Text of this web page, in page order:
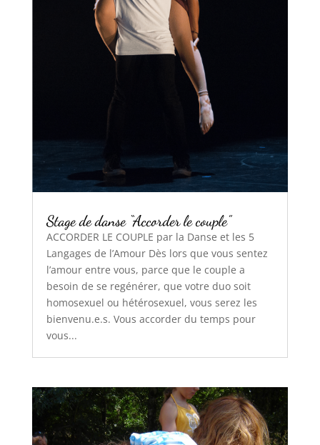
Stage de danse “Accorder le couple”
ACCORDER LE COUPLE par la Danse et les 5
Langages de l’Amour Dès lors que vous sentez
l’amour entre vous, parce que le couple a
besoin de se regénérer, que votre duo soit
homosexuel ou hétérosexuel, vous serez les
bienvenu.e.s. Vous accorder du temps pour
vous...